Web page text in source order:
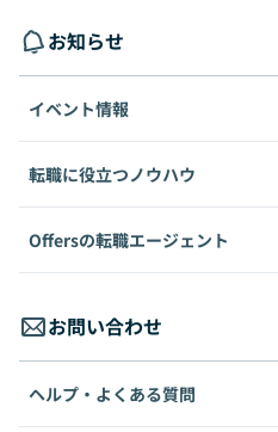
お知らせ
イベント情報
転職に役立つノウハウ
Offersの転職エージェント
お問い合わせ
ヘルプ・よくある質問